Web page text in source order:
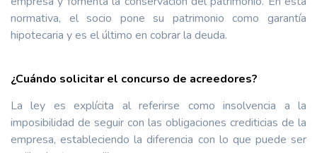
normativa, el socio pone su patrimonio como garantía
hipotecaria y es el último en cobrar la deuda.
¿Cuándo solicitar el concurso de acreedores?
La ley es explícita al referirse como insolvencia a la
imposibilidad de seguir con las obligaciones crediticias de la
empresa, estableciendo la diferencia con lo que puede ser